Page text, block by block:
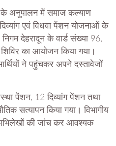
के अनुपालन में समाज कल्याण
दिव्यांग एवं विधवा पेंशन योजनाओं के
देहरादून के वार्ड संख्या 96,
का आयोजन किया गया।
ने पहुंचकर अपने दस्तावेजों
पेंशन, 12 दिव्यांग पेंशन तथा
सत्यापन किया गया। विभागीय
के अभिलेखों की जांच कर आवश्यक